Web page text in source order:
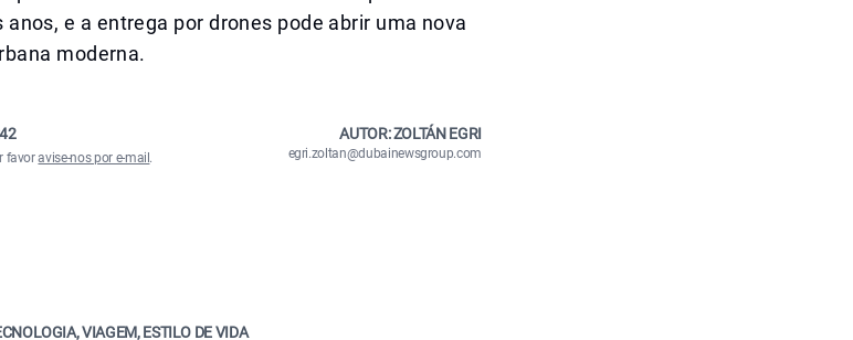
e a entrega por drones pode abrir uma nova
moderna.
favoravise-nos por e-mail .
AUTOR: ZOLTÁN EGRI
egri.zoltan@dubainewsgroup.com
VIAGEM, ESTILO DE VIDA